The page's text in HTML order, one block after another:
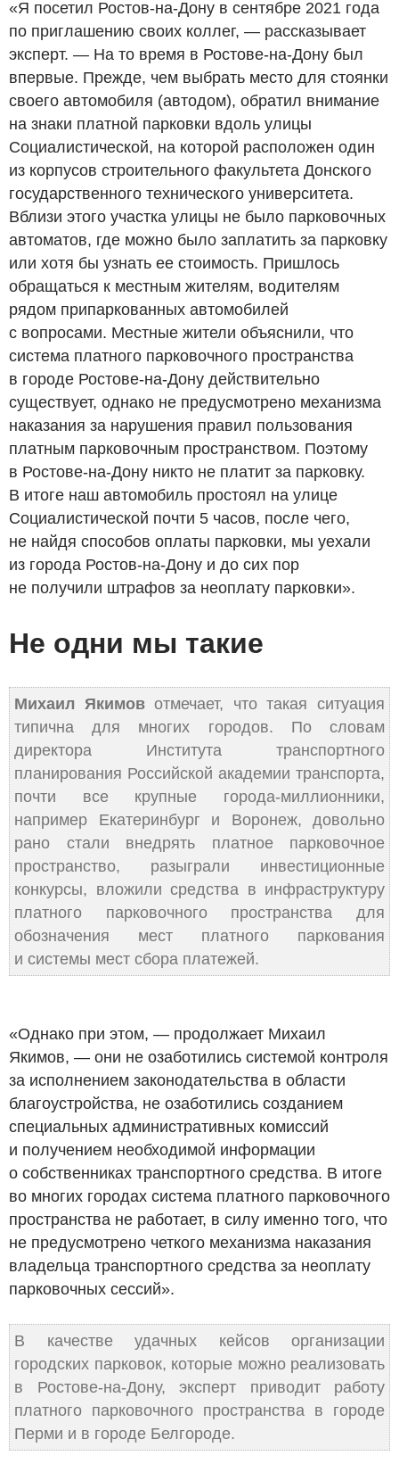
«Я посетил Ростов-на-Дону в сентябре 2021 года
по приглашению своих коллег, — рассказывает
эксперт. — На то время в Ростове-на-Дону был
впервые. Прежде, чем выбрать место для стоянки
своего автомобиля (автодом), обратил внимание
на знаки платной парковки вдоль улицы
Социалистической, на которой расположен один
из корпусов строительного факультета Донского
государственного технического университета.
Вблизи этого участка улицы не было парковочных
автоматов, где можно было заплатить за парковку
или хотя бы узнать ее стоимость. Пришлось
обращаться к местным жителям, водителям
рядом припаркованных автомобилей
с вопросами. Местные жители объяснили, что
система платного парковочного пространства
в городе Ростове-на-Дону действительно
существует, однако не предусмотрено механизма
наказания за нарушения правил пользования
платным парковочным пространством. Поэтому
в Ростове-на-Дону никто не платит за парковку.
В итоге наш автомобиль простоял на улице
Социалистической почти 5 часов, после чего,
не найдя способов оплаты парковки, мы уехали
из города Ростов-на-Дону и до сих пор
не получили штрафов за неоплату парковки».
Не одни мы такие
Михаил Якимовотмечает, что такая ситуация
типична для многих городов. По словам
директора Института транспортного
планирования Российской академии транспорта,
почти все крупные города-миллионники,
например Екатеринбург и Воронеж, довольно
рано стали внедрять платное парковочное
пространство, разыграли инвестиционные
конкурсы, вложили средства в инфраструктуру
платного парковочного пространства для
обозначения мест платного паркования
и системы мест сбора платежей.
«Однако при этом, — продолжает Михаил
Якимов, — они не озаботились системой контроля
за исполнением законодательства в области
благоустройства, не озаботились созданием
специальных административных комиссий
и получением необходимой информации
о собственниках транспортного средства. В итоге
во многих городах система платного парковочного
пространства не работает, в силу именно того, что
не предусмотрено четкого механизма наказания
владельца транспортного средства за неоплату
парковочных сессий».
В качестве удачных кейсов организации
городских парковок, которые можно реализовать
в Ростове-на-Дону, эксперт приводит работу
платного парковочного пространства в городе
Перми и в городе Белгороде.